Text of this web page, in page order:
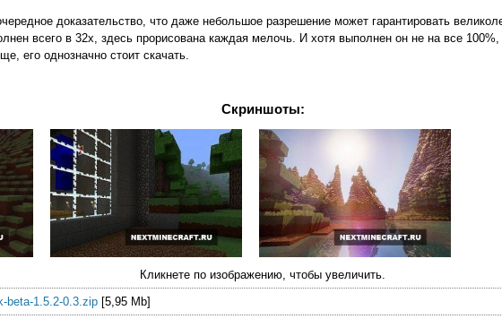
доказательство, что даже небольшое разрешение может гарантировать
всего в 32х, здесь прорисована каждая мелочь. И хотя выполнен он не на все
его однозначно стоит скачать.
Скриншоты:
Кликнете по изображению, чтобы увеличить.
beta-1.5.2-0.3.zip [5,95 Mb]